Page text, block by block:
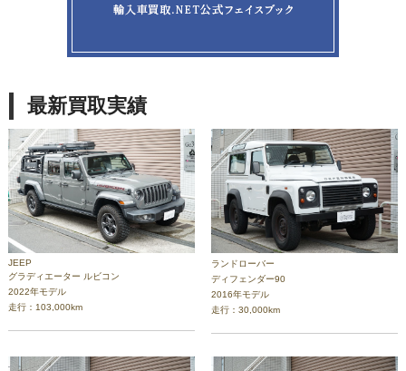
最新買取実績
JEEP
グラディエーター ルビコン
2022年モデル
走行：103,000km
ランドローバー
ディフェンダー90
2016年モデル
走行：30,000km